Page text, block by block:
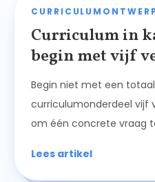
CURRICULUMONTWERP
Curriculum in
begin met vijf
Begin niet met een
curriculumonderdeel vijf
om één concrete vraag
Lees artikel